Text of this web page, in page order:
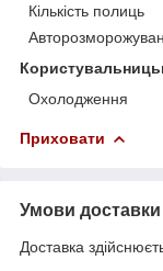
Кількість полиць
Охолодження
Приховати
Умови доставки
Доставка